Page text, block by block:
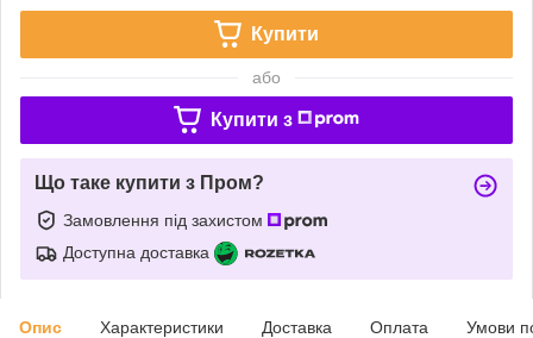
Купити
або
Купити з
Що таке купити з Пром?
Замовлення під захистом
Доступна доставка
Опис Характеристики Доставка Оплата Умови